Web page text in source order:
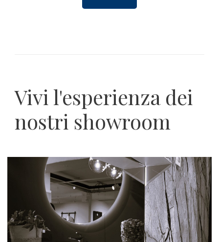
Vivi l'esperienza dei
nostri showroom